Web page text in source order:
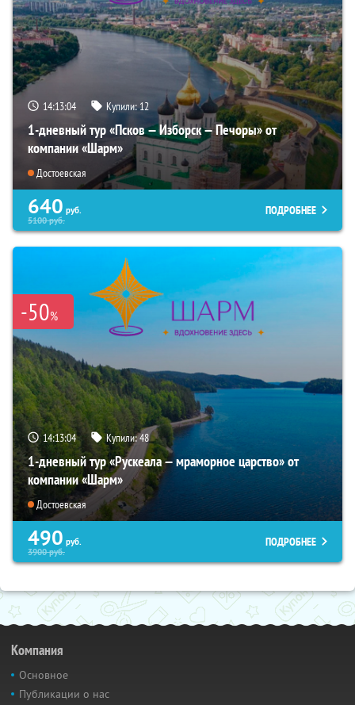
14:13:03 Купили:12
1-дневный тур «Псков — Изборск — Печоры» от
компании «Шарм»
Достоевская
640 руб.
5100руб.
ПОДРОБНЕЕ
-50%
14:13:03 Купили:48
1-дневный тур «Рускеала — мраморное царство» от
компании «Шарм»
Достоевская
490 руб.
3900руб.
ПОДРОБНЕЕ
Компания
Основное
Публикации о нас